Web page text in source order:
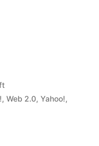
,Web 2.0,Yahoo!,